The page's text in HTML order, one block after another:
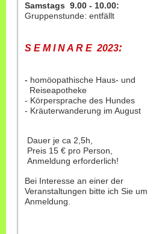
Samstags 9.00 - 10.00:
Gruppenstunde: entfällt
S E M I N A R E 2023:
- homöopathische Haus- und
Reiseapotheke
- Körpersprache des Hundes
- Kräuterwanderung im August
Dauer je ca 2,5h,
Preis 15 € pro Person,
Anmeldung erforderlich!
Bei Interesse an einer der
Veranstaltungen bitte ich Sie um
Anmeldung.